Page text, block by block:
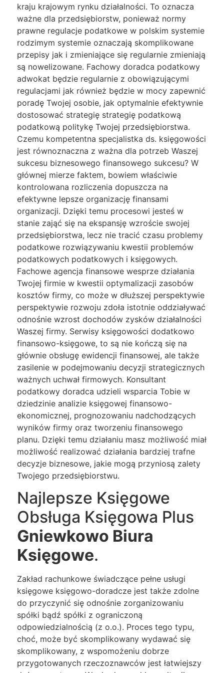
kraju krajowym rynku działalności. To oznacza
ważne dla przedsiębiorstw, ponieważ normy
prawne regulacje podatkowe w polskim systemie
rodzimym systemie oznaczają skomplikowane
przepisy jak i zmieniające się regularnie zmieniają
są nowelizowane. Fachowy doradca podatkowy
adwokat będzie regularnie z obowiązującymi
regulacjami jak również będzie w mocy zapewnić
poradę Twojej osobie, jak optymalnie efektywnie
dostosować strategię strategię podatkową
podatkową politykę Twojej przedsiębiorstwa.
Czemu kompetentna specjalistka ds. księgowości
jest równoznaczna z ważna dla potrzeb Waszej
sukcesu biznesowego finansowego sukcesu? W
głównej mierze faktem, bowiem właściwie
kontrolowana rozliczenia dopuszcza na
efektywne lepsze organizację finansami
organizacji. Dzięki temu procesowi jesteś w
stanie zająć się na ekspansję wzroście swojej
przedsiębiorstwa, lecz nie tracić czasu problemy
podatkowe rozwiązywaniu kwestii problemów
podatkowych podatkowych i księgowych.
Fachowe agencja finansowe wesprze działania
Twojej firmie w kwestii optymalizacji zasobów
kosztów firmy, co może w dłuższej perspektywie
perspektywie rozwoju zdoła istotnie oddziaływać
odnośnie wzrost dochodów zysków działalności
Waszej firmy. Serwisy księgowości dodatkowo
finansowo-księgowe, to są nie kończą się na
głównie obsługę ewidencji finansowej, ale także
zasilenie w podejmowaniu decyzji strategicznych
ważnych uchwał firmowych. Konsultant
podatkowy doradca udzieli wsparcia Tobie w
dziedzinie analizie księgowej finansowo-
ekonomicznej, prognozowaniu nadchodzących
wyników firmy oraz tworzeniu finansowego
planu. Dzięki temu działaniu masz możliwość miał
możliwość realizować działania bardziej trafne
decyzje biznesowe, jakie mogą przyniosą zalety
Twojego przedsiębiorstwu.
Najlepsze Księgowe
Obsługa Księgowa Plus
Gniewkowo Biura
Księgowe.
Zakład rachunkowe świadczące pełne usługi
księgowe księgowo-doradcze jest także zdolne
do przyczynić się odnośnie zorganizowaniu
spółki bądź spółki z ograniczoną
odpowiedzialnością (z o.o.). Proces tego typu,
choć, może być skomplikowany wydawać się
skomplikowany, z wspomożeniu dobrze
przygotowanych rzeczoznawców jest łatwiejszy